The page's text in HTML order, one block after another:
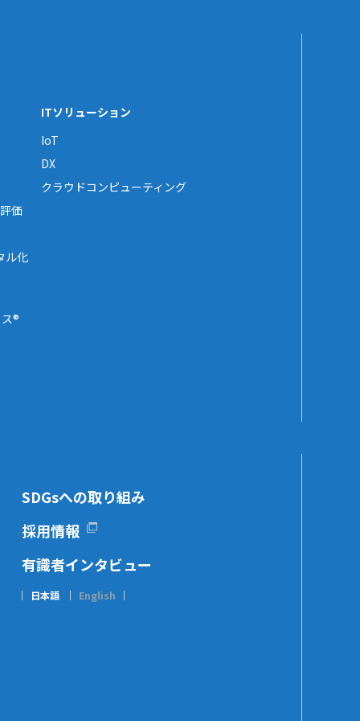
価
ル化
®
ITソリューション
IoT
DX
クラウドコンピューティング
SDGsへの取り組み
採用情報
有識者インタビュー
日本語 English